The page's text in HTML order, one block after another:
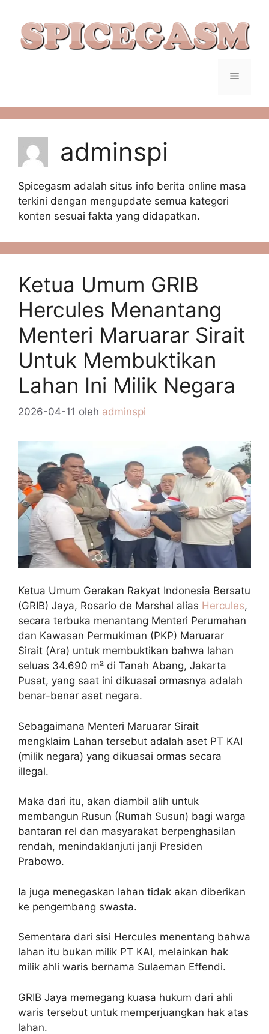
Menu
adminspi
Spicegasm adalah situs info berita online masa
terkini dengan mengupdate semua kategori
konten sesuai fakta yang didapatkan.
Ketua Umum GRIB
Hercules Menantang
Menteri Maruarar Sirait
Untuk Membuktikan
Lahan Ini Milik Negara
2026-04-11 oleh adminspi
Ketua Umum Gerakan Rakyat Indonesia Bersatu
(GRIB) Jaya, Rosario de Marshal alias Hercules,
secara terbuka menantang Menteri Perumahan
dan Kawasan Permukiman (PKP) Maruarar
Sirait (Ara) untuk membuktikan bahwa lahan
seluas 34.690 m² di Tanah Abang, Jakarta
Pusat, yang saat ini dikuasai ormasnya adalah
benar-benar aset negara.
Sebagaimana Menteri Maruarar Sirait
mengklaim Lahan tersebut adalah aset PT KAI
(milik negara) yang dikuasai ormas secara
illegal.
Maka dari itu, akan diambil alih untuk
membangun Rusun (Rumah Susun) bagi warga
bantaran rel dan masyarakat berpenghasilan
rendah, menindaklanjuti janji Presiden
Prabowo.
Ia juga menegaskan lahan tidak akan diberikan
ke pengembang swasta.
Sementara dari sisi Hercules menentang bahwa
lahan itu bukan milik PT KAI, melainkan hak
milik ahli waris bernama Sulaeman Effendi.
GRIB Jaya memegang kuasa hukum dari ahli
waris tersebut untuk memperjuangkan hak atas
lahan.